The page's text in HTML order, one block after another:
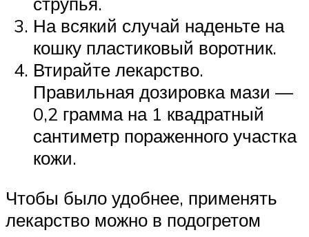
На всякий случай наденьте на
кошку пластиковый воротник.
Втирайте лекарство.
Правильная дозировка мази —
0,2 грамма на 1 квадратный
сантиметр пораженного участка
кожи.
Чтобы было удобнее, применять
лекарство можно в подогретом